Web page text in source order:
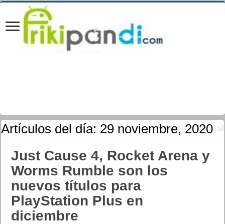
Artículos del día: 29 noviembre, 2020
Just Cause 4, Rocket Arena y
Worms Rumble son los
nuevos títulos para
PlayStation Plus en
diciembre